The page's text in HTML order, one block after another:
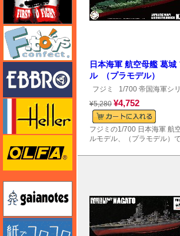
日本海軍 航空母艦 葛城
ル （プラモデル）
フジミ 1/700 帝国海軍シ
¥5,280 ¥4,752
フジミの1/700 日本海軍 航
ルモデル、（プラモデル）
エブロ
エレール
オルファ
紙でコロコロ